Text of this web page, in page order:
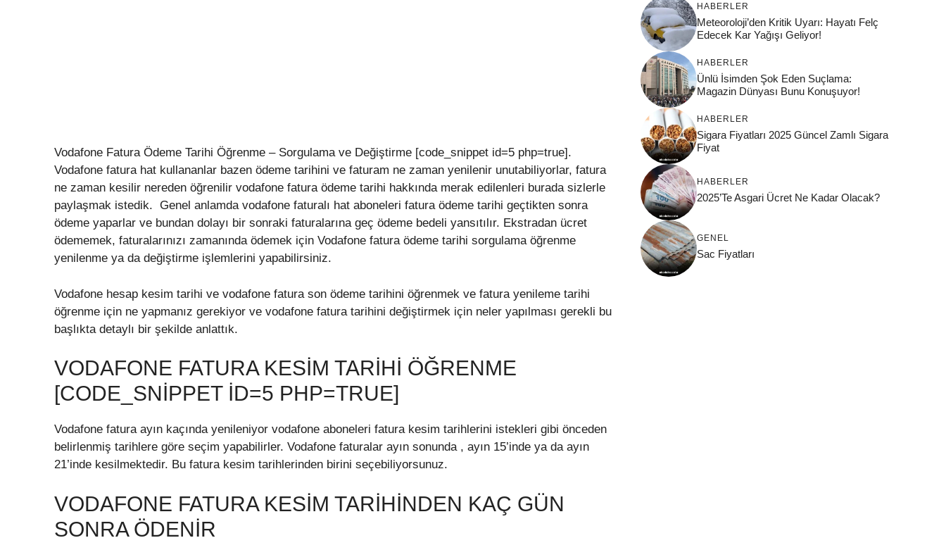
Vodafone Fatura Ödeme Tarihi Öğrenme – Sorgulama ve Değiştirme [code_snippet id=5 php=true].
Vodafone fatura hat kullananlar bazen ödeme tarihini ve faturam ne zaman yenilenir unutabiliyorlar, fatura
ne zaman kesilir nereden öğrenilir vodafone fatura ödeme tarihi hakkında merak edilenleri burada sizlerle
paylaşmak istedik. Genel anlamda vodafone faturalı hat aboneleri fatura ödeme tarihi geçtikten sonra
ödeme yaparlar ve bundan dolayı bir sonraki faturalarına geç ödeme bedeli yansıtılır. Ekstradan ücret
ödememek, faturalarınızı zamanında ödemek için Vodafone fatura ödeme tarihi sorgulama öğrenme
yenilenme ya da değiştirme işlemlerini yapabilirsiniz.
Vodafone hesap kesim tarihi ve vodafone fatura son ödeme tarihini öğrenmek ve fatura yenileme tarihi
öğrenme için ne yapmanız gerekiyor ve vodafone fatura tarihini değiştirmek için neler yapılması gerekli bu
başlıkta detaylı bir şekilde anlattık.
VODAFONE FATURA KESIM TARIHI ÖĞRENME
[CODE_SNIPPET ID=5 PHP=TRUE]
Vodafone fatura ayın kaçında yenileniyor vodafone aboneleri fatura kesim tarihlerini istekleri gibi önceden
belirlenmiş tarihlere göre seçim yapabilirler. Vodafone faturalar ayın sonunda , ayın 15’inde ya da ayın
21’inde kesilmektedir. Bu fatura kesim tarihlerinden birini seçebiliyorsunuz.
VODAFONE FATURA KESIM TARIHINDEN KAÇ GÜN
SONRA ÖDENIR
HABERLER
Meteoroloji’den Kritik Uyarı: Hayatı Felç
Edecek Kar Yağışı Geliyor!
HABERLER
Ünlü İsimden Şok Eden Suçlama:
Magazin Dünyası Bunu Konuşuyor!
HABERLER
Sigara Fiyatları 2025 Güncel Zamlı Sigara
Fiyat
HABERLER
2025’Te Asgari Ücret Ne Kadar Olacak?
GENEL
Sac Fiyatları